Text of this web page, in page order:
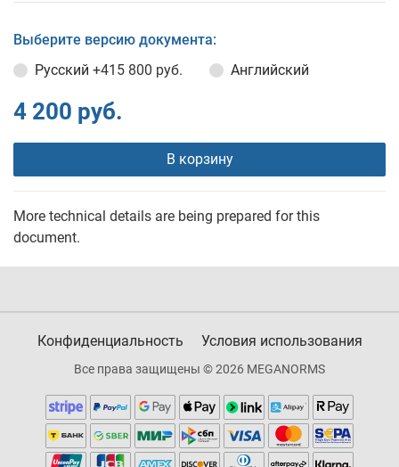
Выберите версию документа:
Русский +415 800 руб. Английский
4 200 руб.
В корзину
More technical details are being prepared for this
document.
Конфиденциальность Условия использования
Все права защищены © 2026 MEGANORMS